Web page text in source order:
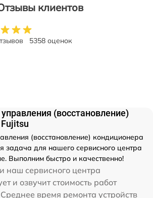
клиентов
5358 оценок
(восстановление)
(восстановление) кондиционера
задача для нашего сервисного центра
Выполним быстро и качественно!
наш сервисного центра
и озвучит стоимость работ
время ремонта устройств